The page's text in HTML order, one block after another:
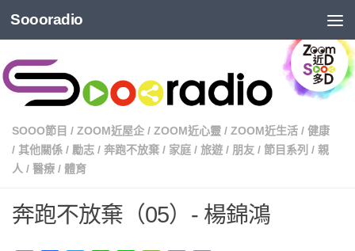
Soooradio
SOOO節目 / ZOOM近屋企 / ZOOM近心靈 / ZOOM近生活 / 健康
/ 其他關係 / 勵志 / 奔跑不放棄 / 家庭 / 旅遊 / 朋友 / 節目系列 / 親
人 / 醫療 / 體育
奔跑不放棄（05）- 楊錦鴻